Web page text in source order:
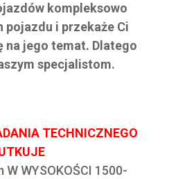
kompleksowo
pojazdu i przekaże Ci
jego temat. Dlatego
specjalistom.
TECHNICZNEGO
WYSOKOŚCI 1500-